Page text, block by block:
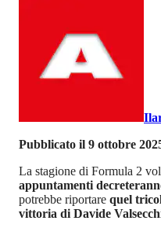
Pubblicato il 9 ottobre
La stagione di Formula 2
appuntamenti
potrebbe riportare quel
vittoria di Davide